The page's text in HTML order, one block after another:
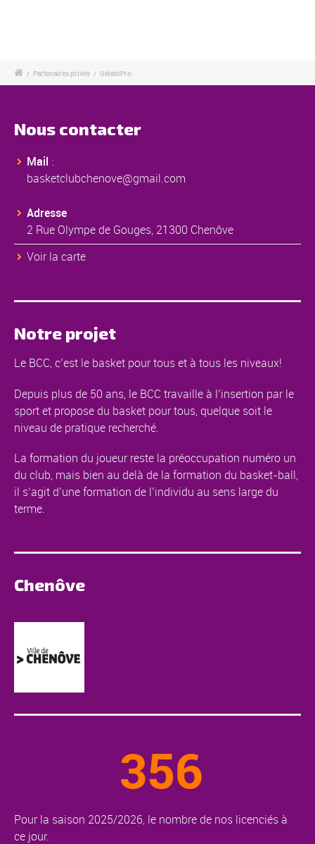
/ Partenaires privés / GelatoPro
Nous contacter
Mail :
basketclubchenove@gmail.com
Adresse
2 Rue Olympe de Gouges, 21300 Chenôve
Voir la carte
Notre projet
Le BCC, c’est le basket pour tous et à tous les niveaux!
Depuis plus de 50 ans, le BCC travaille à l’insertion par le
sport et propose du basket pour tous, quelque soit le
niveau de pratique recherché.
La formation du joueur reste la préoccupation numéro un
du club, mais bien au delà de la formation du basket-ball,
il s’agit d’une formation de l’individu au sens large du
terme.
Chenôve
356
Pour la saison 2025/2026, le nombre de nos licenciés à
ce jour.